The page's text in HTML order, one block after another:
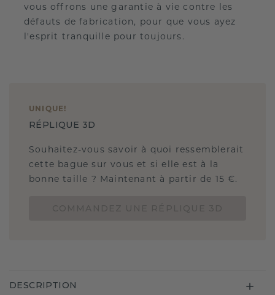
vous offrons une garantie à vie contre les
défauts de fabrication, pour que vous ayez
l'esprit tranquille pour toujours.
UNIQUE !
RÉPLIQUE 3D
Souhaitez-vous savoir à quoi ressemblerait
cette bague sur vous et si elle est à la
bonne taille ? Maintenant à partir de 15 €.
DESCRIPTION